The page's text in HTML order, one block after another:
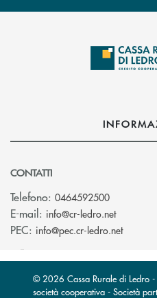
CONTATTI
Telefono: 0464592500
E-mail: info@cr-ledro.net(si apre
PEC: info@pec.cr-ledro.net(si
© 2026 Cassa Rurale di Ledro
società cooperativa - Società